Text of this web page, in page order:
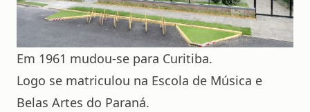
Em 1961 mudou-se para Curitiba.
Logo se matriculou na Escola de Música e
Belas Artes do Paraná.